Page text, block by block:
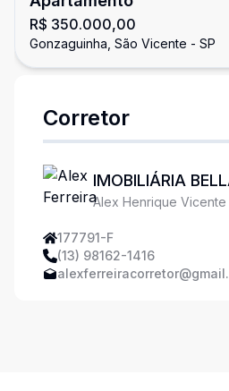
R$ 350.000,00
Gonzaguinha, São Vicente - SP
Corretor
IMOBILIÁRIA
Alex Henrique Vicente
177791-F
(13) 98162-1416